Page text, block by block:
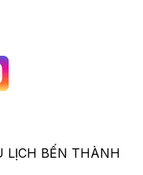
LỊCH BẾN THÀNH